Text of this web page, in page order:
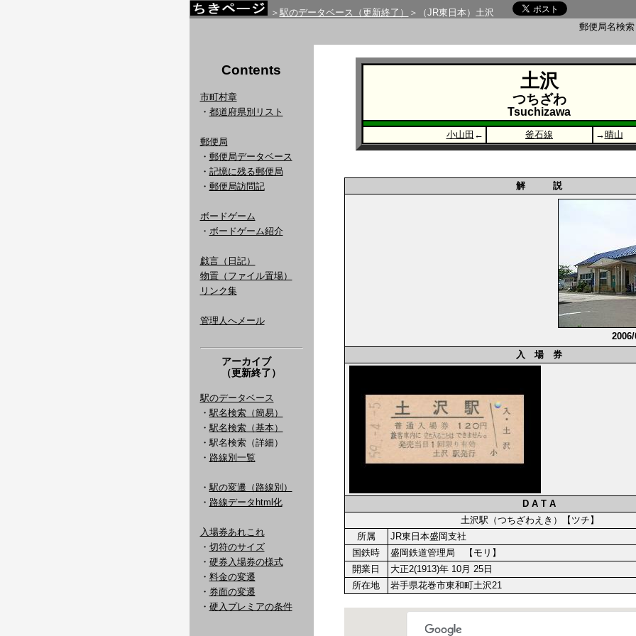
＞ 駅のデータベース（更新終了）
＞（JR東日本）土沢
郵便局名検
Contents
市町村章
・ 都道府県別リスト
郵便局
・ 郵便局データベース
・ 記憶に残る郵便局
・ 郵便局訪問記
ボードゲーム
・ ボードゲーム紹介
戯言（日記）
物置（ファイル置場）
リンク集
管理人へメール
アーカイブ
（更新終了）
駅のデータベース
・ 駅名検索（簡易）
・ 駅名検索（基本）
・駅名検索（詳細）
・ 路線別一覧
・ 駅の変遷（路線別）
・ 路線データhtml化
入場券あれこれ
・ 切符のサイズ
・ 硬券入場券の様式
・ 料金の変遷
・ 券面の変遷
・ 硬入プレミアの条件
土沢
つちざわ
Tsuchizawa
小山田 ← 釜石線 →晴山
解 説
入 場 券
D A T A
土沢駅（つちざわえき）【ツチ】
所属
JR東日本盛岡支社
国鉄時
盛岡鉄道管理局 【モリ】
開業日
大正2(1913)年 10月 25日
所在地
岩手県花巻市東和町土沢21